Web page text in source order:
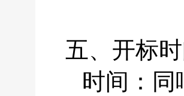
五、开标
时间：同